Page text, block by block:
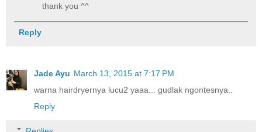
thank you ^^
Reply
Jade Ayu March 13, 2015 at 7:17 PM
warna hairdryernya lucu2 yaaa... gudlak ngontesnya..
Reply